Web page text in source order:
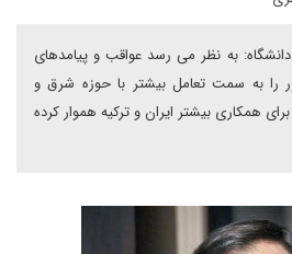
به نظر می رسد عواقب و پیامدهای
را به سمت تعامل بیشتر با حوزه شرق و
همکاری بیشتر ایران و ترکیه هموار کرده